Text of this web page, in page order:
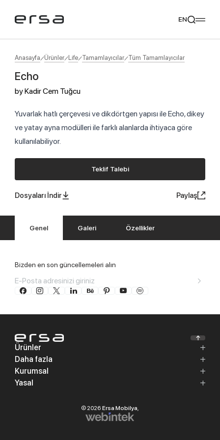
Popular searches
Tavsiye Ediyoruz
EN
Anasayfa Ürünler Life Tamamlayıcılar Tüm Tamamlayıcılar
Echo
byKadir Cem Tuğcu
Yuvarlak hatlı çerçevesi ve dikdörtgen yapısı ile Echo, dikey
ve yatay ayna modülleri ile farklı alanlarda ihtiyaca göre
kullanılabiliyor.
Teklif Talebi
Dosyaları İndir Paylaş
Genel Galeri Özellikler
Bizden en son güncellemeleri alın
Ürünler
Daha fazla
Kurumsal
Yasal
© 2026 Ersa Mobilya,